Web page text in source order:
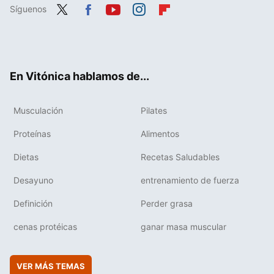
Síguenos
En Vitónica hablamos de...
Musculación Pilates
Proteínas Alimentos
Dietas Recetas Saludables
Desayuno entrenamiento de fuerza
Definición Perder grasa
cenas protéicas ganar masa muscular
VER MÁS TEMAS